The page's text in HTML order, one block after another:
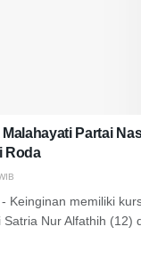
Malahayati Partai
Roda
Keinginan memiliki
Nur Alfathih (12)